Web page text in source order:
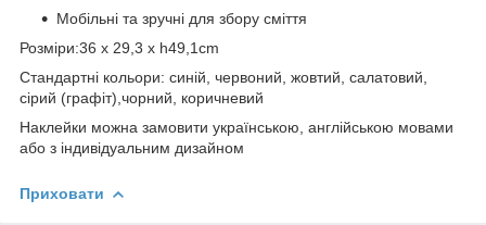
Мобільні та зручні для збору сміття
Розміри:36 x 29,3 x h49,1cm
Стандартні кольори: синій, червоний, жовтий, салатовий,
сірий (графіт),чорний, коричневий
Наклейки можна замовити українською, англійською мовами
або з індивідуальним дизайном
Приховати